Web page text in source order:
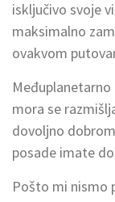
isključivo svoje
maksimalno
ovakvom
mora se
dovoljno
posade imate
Pošto mi nismo